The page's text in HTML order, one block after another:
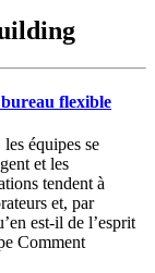
flexible
équipes se
et les
tendent à
et, par
est-il de l’esprit
Comment